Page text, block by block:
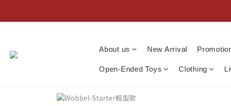
About us New Arrival
Open-Ended Toys Clothing